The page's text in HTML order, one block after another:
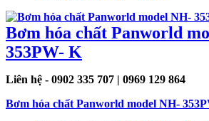
Bơm hóa chất Panworld
353PW- K
Liên hệ - 0902 335 707 | 0969 129 864
Bơm hóa chất Panworld model NH-